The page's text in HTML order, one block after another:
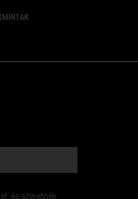
és szeretnék